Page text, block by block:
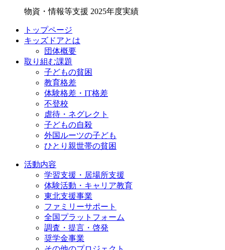
物資・情報等支援 2025年度実績
トップページ
キッズドアとは
団体概要
取り組む課題
子どもの貧困
教育格差
体験格差・IT格差
不登校
虐待・ネグレクト
子どもの自殺
外国ルーツの子ども
ひとり親世帯の貧困
活動内容
学習支援・居場所支援
体験活動・キャリア教育
東北支援事業
ファミリーサポート
全国プラットフォーム
調査・提言・啓発
奨学金事業